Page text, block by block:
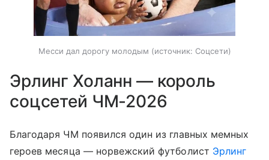
Месси дал дорогу молодым источник: Соцсети
Эрлинг Холанн — король
соцсетей ЧМ-2026
Благодаря ЧМ появился один из главных мемных
героев месяца — норвежский футболист Эрлинг